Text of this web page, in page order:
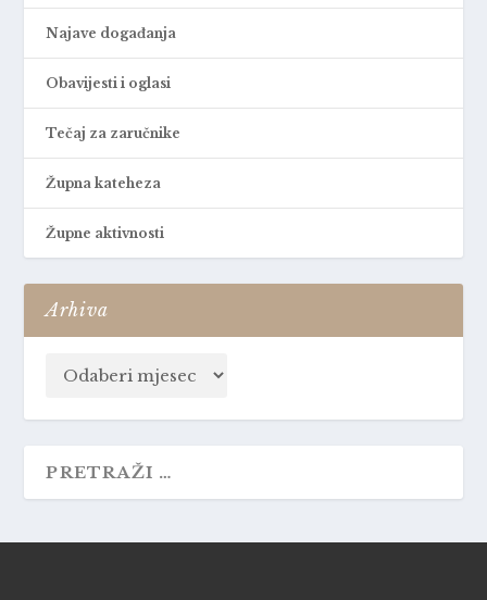
Najave događanja
Obavijesti i oglasi
Tečaj za zaručnike
Župna kateheza
Župne aktivnosti
Arhiva